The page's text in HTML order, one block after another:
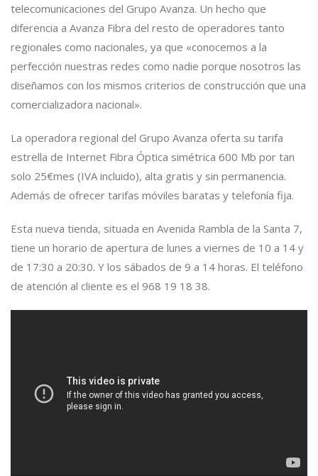
telecomunicaciones del Grupo Avanza. Un hecho que
diferencia a Avanza Fibra del resto de operadores tanto
regionales como nacionales, ya que «conocemos a la
perfección nuestras redes como nadie porque nosotros las
diseñamos con los mismos criterios de construcción que una
comercializadora nacional».
La operadora regional del Grupo Avanza oferta su tarifa
estrella de Internet Fibra Óptica simétrica 600 Mb por tan
solo 25€mes (IVA incluido), alta gratis y sin permanencia.
Además de ofrecer tarifas móviles baratas y telefonía fija.
Esta nueva tienda, situada en Avenida Rambla de la Santa 7,
tiene un horario de apertura de lunes a viernes de 10 a 14 y
de 17:30 a 20:30. Y los sábados de 9 a 14 horas. El teléfono
de atención al cliente es el 968 19 18 38.